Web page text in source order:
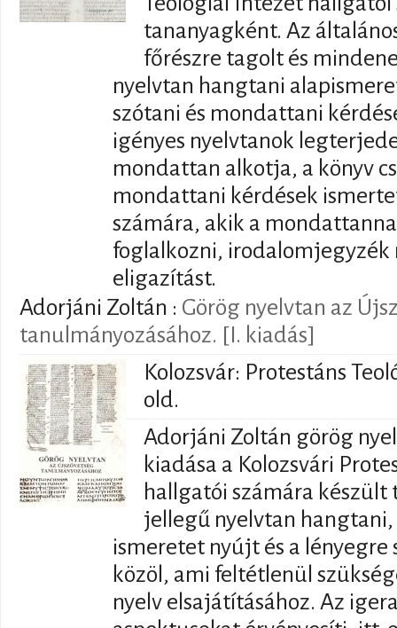
tananyagként. Az
főrészre tagolt és
nyelvtan hangtani
szótani és mondattani
igényes nyelvtanok
mondattan alkotja, a könyv
mondattani kérdések
számára, akik a
foglalkozni, irodalomjegyzék
eligazítást.
Adorjáni Zoltán : Görög nyelvtan az
tanulmányozásához. [I. kiadás]
Kolozsvár: Protestáns
old.
Adorjáni Zoltán görög
kiadása a Kolozsvári
hallgatói számára készült
jellegű nyelvtan
ismeretet nyújt és a
közöl, ami feltétlenül
nyelv elsajátításához. Az